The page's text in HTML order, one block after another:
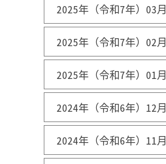
2025年（令和7年）03月
2025年（令和7年）02月
2025年（令和7年）01月
2024年（令和6年）12月
2024年（令和6年）11月